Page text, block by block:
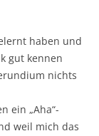
haben und
gut kennen
nichts
ein „Aha“-
weil mich das